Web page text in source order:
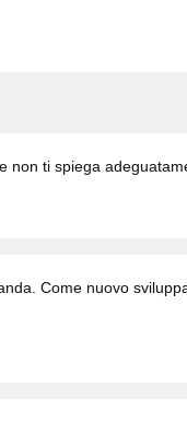
non ti spiega
Come nuovo